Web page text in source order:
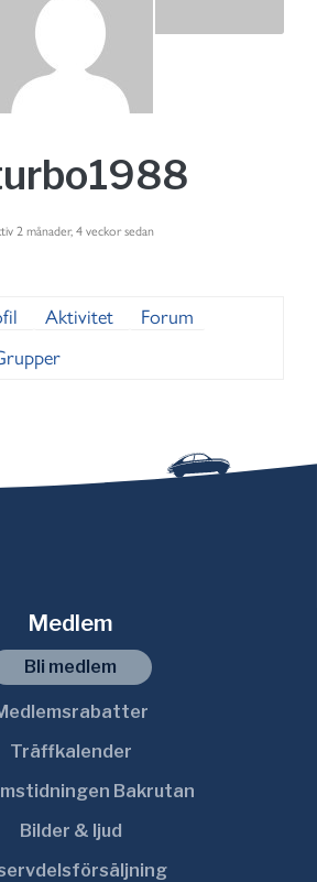
2 månader, 4 veckor sedan
Aktivitet
Forum
Medlem
Bli medlem
Träffkalender
Bakrutan
Bilder & ljud